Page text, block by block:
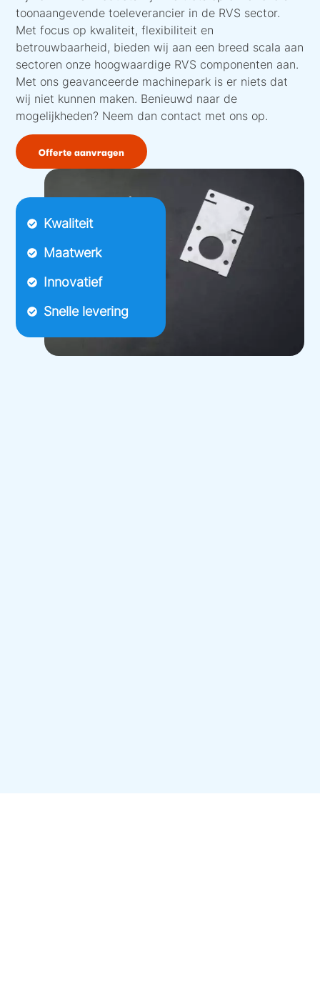
toonaangevende toeleverancier in de RVS sector.
Met focus op kwaliteit, flexibiliteit en
betrouwbaarheid, bieden wij aan een breed scala aan
sectoren onze hoogwaardige RVS componenten aan.
Met ons geavanceerde machinepark is er niets dat
wij niet kunnen maken. Benieuwd naar de
mogelijkheden? Neem dan contact met ons op.
Offerte aanvragen
Kwaliteit
Maatwerk
Innovatief
Snelle levering